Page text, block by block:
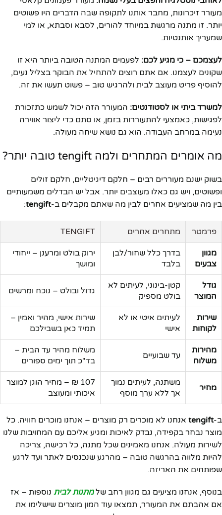
מעורר זיכרונות, מחבר אותנו לתקופה שבה הדברים היו פשוטים
יותר. זו מתנה מרגשת במיוחד להורים, לסבא וסבתא, או למי
שמעריך אותנטיות.
לעצמכם – כי מגיע לכם: לפעמים המתנה הטובה ביותר היא זו
שקונים לעצמנו. אם אתם רוצים להתחיל את הבוקר בצליל נעים,
להוסיף פריט מעוצב לבית ולהרגיש טוב – פשוט תעשו את זה.
למשרד ביתי או לסטודנטים: המעורר הזה יכול לשמש כתזכורת
לפגישות, כאמצעי להתעוררות בזמן, או סתם כדי ליצור אווירה
נעימה במרחב העבודה. הוא גם נושא שיחה מעולה.
מה אומרים המתחרים ולמה tengift טובה יותר?
בשוק ישנם מעוררים רבים – חלקם דיגיטליים, חלקם זולים
ופשוטים, ויש גם כאלו מעוצבים יותר. אבל יש הבדלים משמעותיים
בין מה שמציעים אחרים לבין מה שאתם מקבלים ב-tengift
:
פרמטר מתחרים אחרים TENGIFT
מגוון
צבעים
בדרך כלל שחור/לבן
בלבד
ירוק בולט ומרענן – ייחודי
ומושך
גודל
המוצר
קטן-בינוני, לעיתים לא
בולט מספיק
גדול ובולט – נוכח ומרשים
שירות
לקוחות
לעיתים איטי או לא
אישי
שירות אישי, מהיר ואמין –
תמיד כאן בשבילכם
מהירות
משלוח
עד שבועיים
משלוח מהיר עד הבית –
בד"כ תוך ימים ספורים
מחיר
משתנה, לעיתים נמוך
אך ללא ערך מוסף
107 ₪ – מחיר הוגן למוצר
איכותי ומעוצב
ב-tengift אנחנו לא מוכרים רק מוצרים – אנחנו מוכרים חוויה. כל
מוצר נבחר בקפידה, נבדק לאיכות ומגיע אליכם עם המחויבות שלנו
לשירות מעולה. אנחנו מאמינים שכל מתנה, כל רכישה, צריכה
להיות מלווה בהרגשה טובה – מהרגע שנכנסים לאתר ועד לרגע
שפותחים את האריזה.
בנוסף, אנחנו מציעים גם מגוון רחב שלמתנות לבית נוספות – אז
אם אהבתם את המעורר, תמצאו עוד המון מוצרים שישלימו את